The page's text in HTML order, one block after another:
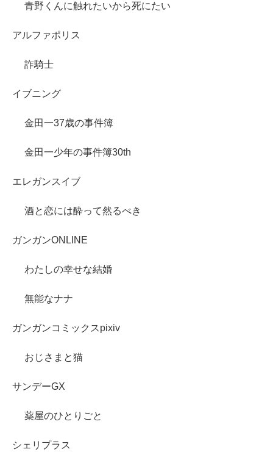
青野くんに触れたいから死にたい
アルファポリス
詐騎士
イブニング
金田一37歳の事件簿
金田一少年の事件簿30th
エレガンスイブ
酒と恋には酔って然るべき
ガンガンONLINE
わたしの幸せな結婚
無能なナナ
ガンガンコミックスpixiv
おじさまと猫
サンデーGX
薬屋のひとりごと
シェリプラス